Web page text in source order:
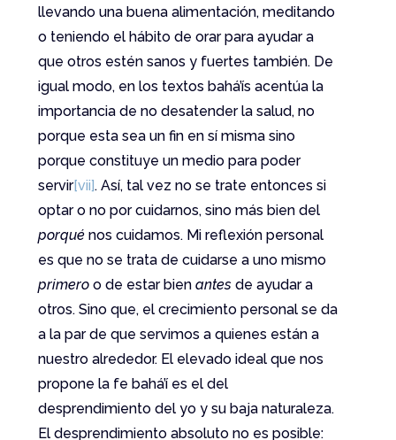
llevando una buena alimentación, meditando
o teniendo el hábito de orar para ayudar a
que otros estén sanos y fuertes también. De
igual modo, en los textos bahá’ís acentúa la
importancia de no desatender la salud, no
porque esta sea un fin en sí misma sino
porque constituye un medio para poder
servir[vii]. Así, tal vez no se trate entonces si
optar o no por cuidarnos, sino más bien del
porquénos cuidamos. Mi reflexión personal
es que no se trata de cuidarse a uno mismo
primeroo de estar bien antesde ayudar a
otros. Sino que, el crecimiento personal se da
a la par de que servimos a quienes están a
nuestro alrededor. El elevado ideal que nos
propone la fe bahá’í es el del
desprendimiento del yo y su baja naturaleza.
El desprendimiento absoluto no es posible: